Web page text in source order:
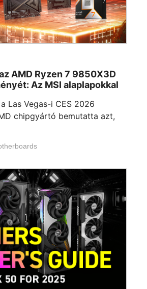
AMD Ryzen 7 9850X3D
Az MSI alaplapokkal
Las Vegas-i CES 2026
chipgyártó bemutatta azt,